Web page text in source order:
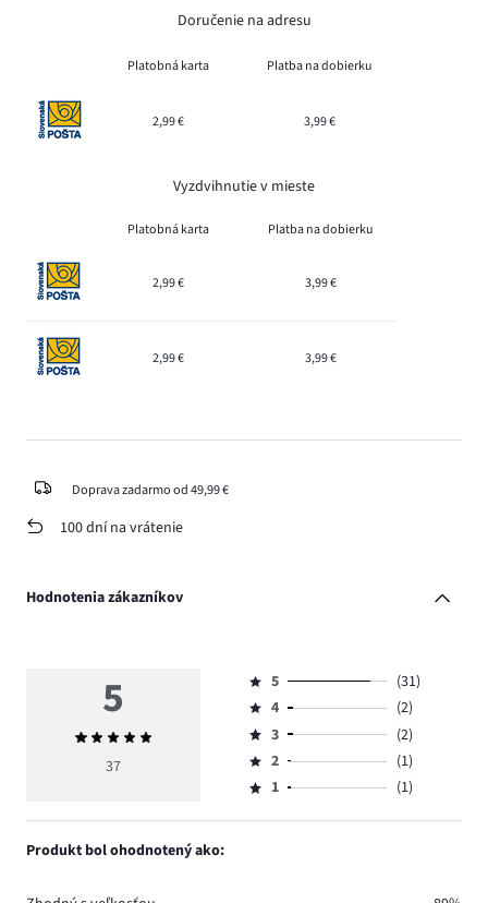
Doručenie na adresu
Platobná karta Platba na dobierku
2,99 € 3,99 €
Vyzdvihnutie v mieste
Platobná karta Platba na dobierku
2,99 € 3,99 €
2,99 € 3,99 €
Doprava zadarmo od 49,99 €
100 dní na vrátenie
Hodnotenia zákazníkov
5
Priemerné
hodnotenie
37
Hodnotenie
5,
počet
hlasov
31.
5
(31)
Hodnotenie
4,
počet
hlasov
4
(2)
Hodnotenie
3,
počet
3
(2)
Hodnotenie
2,
2
(1)
Hodnotenie
1,
1 (1)
Produkt bol ohodnotený ako: